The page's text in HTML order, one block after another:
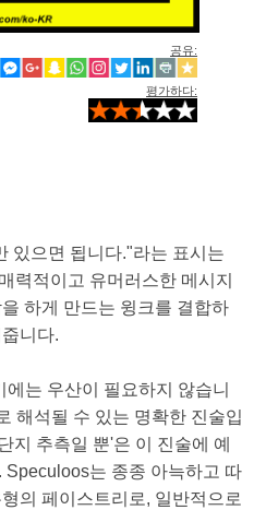
공유:
평가하다:
있으면 됩니다."라는 표시는
력적이고 유머러스한 메시지
하게 만드는 윙크를 결합하
니다.
는 우산이 필요하지 않습니
해석될 수 있는 명확한 진술입
지 추측일 뿐'은 이 진술에 예
는 종종 아늑하고 따
의 페이스트리로, 일반적으로